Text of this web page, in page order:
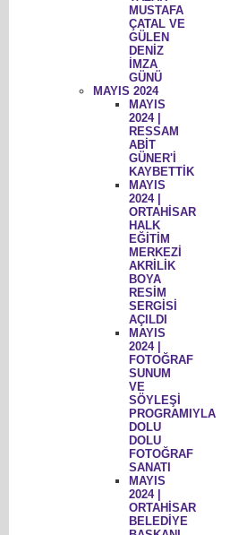
MUSTAFA
ÇATAL VE
GÜLEN
DENİZ
İMZA
GÜNÜ
MAYIS 2024
MAYIS
2024 |
RESSAM
ABİT
GÜNER'İ
KAYBETTİK
MAYIS
2024 |
ORTAHİSAR
HALK
EĞİTİM
MERKEZİ
AKRİLİK
BOYA
RESİM
SERGİSİ
AÇILDI
MAYIS
2024 |
FOTOĞRAF
SUNUM
VE
SÖYLEŞİ
PROGRAMIYLA
DOLU
DOLU
FOTOĞRAF
SANATI
MAYIS
2024 |
ORTAHİSAR
BELEDİYE